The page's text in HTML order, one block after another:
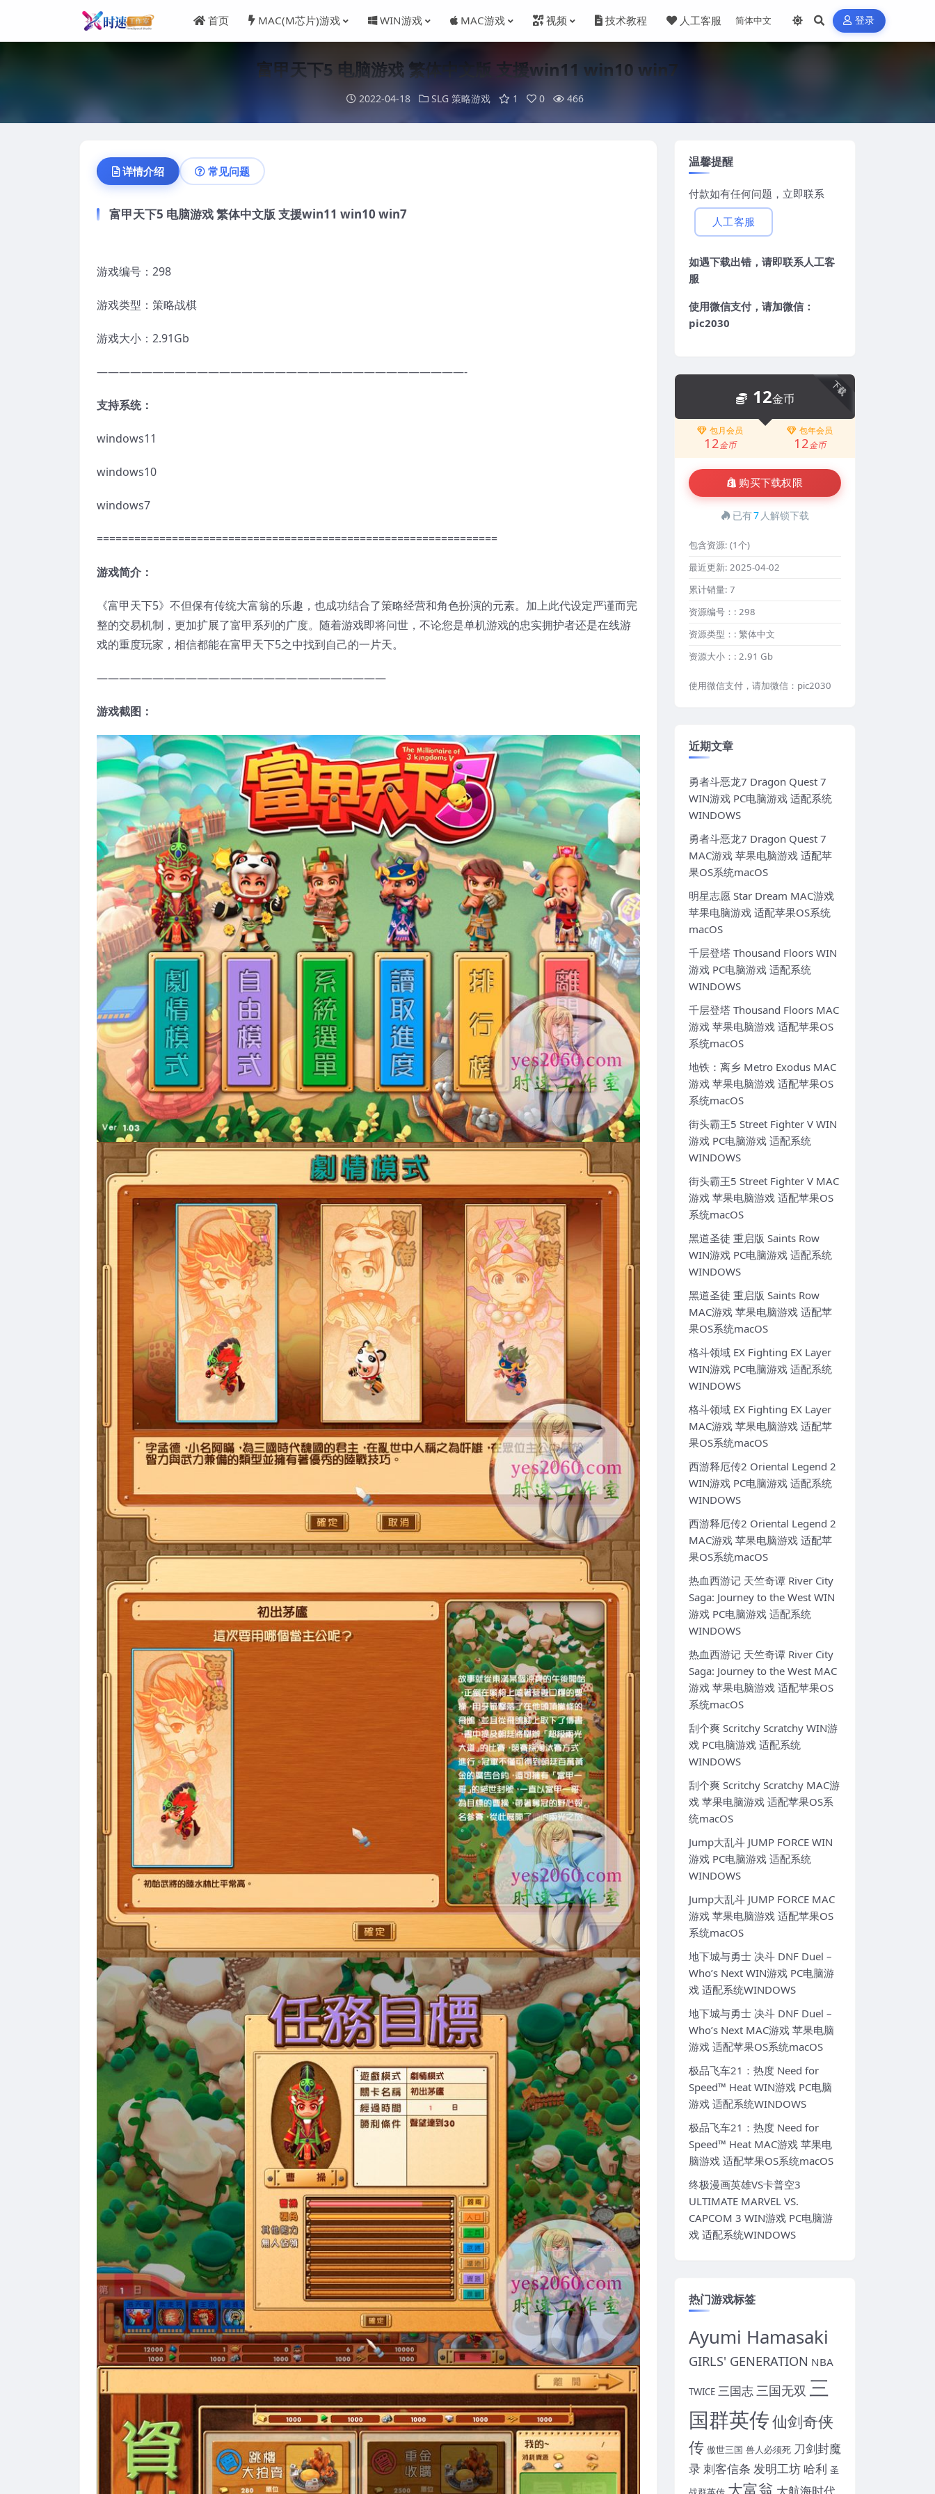
首页 MAC(M芯片)游戏 WIN游戏 MAC游戏 视频 技术教程 人工客服 登录
富甲天下5 电脑游戏 繁体中文版 支援win11 win10 win7
2022-04-18 SLG 策略游戏 1 0 466
详情介绍 常见问题
富甲天下5 电脑游戏 繁体中文版 支援win11 win10 win7
游戏编号：298
游戏类型：策略战棋
游戏大小：2.91Gb
—————————————————————————————————-
支持系统：
windows11
windows10
windows7
================================================================
游戏简介：
《富甲天下5》不但保有传统大富翁的乐趣，也成功结合了策略经营和角色扮演的元素。加上此代设定严谨而完
整的交易机制，更加扩展了富甲系列的广度。随着游戏即将问世，不论您是单机游戏的忠实拥护者还是在线游
戏的重度玩家，相信都能在富甲天下5之中找到自己的一片天。
——————————————————————————
游戏截图：
温馨提醒
付款如有任何问题，立即联系
人工客服
如遇下载出错，请即联系人工客
服
使用微信支付，请加微信：
pic2030
下载
12金币
包月会员
12金币
包年会员
12金币
购买下载权限
已有7 人解锁下载
包含资源: (1个)
最近更新: 2025-04-02
累计销量: 7
资源编号：: 298
资源类型：: 繁体中文
资源大小：: 2.91 Gb
使用微信支付，请加微信：pic2030
近期文章
勇者斗恶龙7 Dragon Quest 7
WIN游戏 PC电脑游戏 适配系统
WINDOWS
勇者斗恶龙7 Dragon Quest 7
MAC游戏 苹果电脑游戏 适配苹
果OS系统macOS
明星志愿 Star Dream MAC游戏
苹果电脑游戏 适配苹果OS系统
macOS
千层登塔 Thousand Floors WIN
游戏 PC电脑游戏 适配系统
WINDOWS
千层登塔 Thousand Floors MAC
游戏 苹果电脑游戏 适配苹果OS
系统macOS
地铁：离乡 Metro Exodus MAC
游戏 苹果电脑游戏 适配苹果OS
系统macOS
街头霸王5 Street Fighter V WIN
游戏 PC电脑游戏 适配系统
WINDOWS
街头霸王5 Street Fighter V MAC
游戏 苹果电脑游戏 适配苹果OS
系统macOS
黑道圣徒 重启版 Saints Row
WIN游戏 PC电脑游戏 适配系统
WINDOWS
黑道圣徒 重启版 Saints Row
MAC游戏 苹果电脑游戏 适配苹
果OS系统macOS
格斗领域 EX Fighting EX Layer
WIN游戏 PC电脑游戏 适配系统
WINDOWS
格斗领域 EX Fighting EX Layer
MAC游戏 苹果电脑游戏 适配苹
果OS系统macOS
西游释厄传2 Oriental Legend 2
WIN游戏 PC电脑游戏 适配系统
WINDOWS
西游释厄传2 Oriental Legend 2
MAC游戏 苹果电脑游戏 适配苹
果OS系统macOS
热血西游记 天竺奇谭 River City
Saga: Journey to the West WIN
游戏 PC电脑游戏 适配系统
WINDOWS
热血西游记 天竺奇谭 River City
Saga: Journey to the West MAC
游戏 苹果电脑游戏 适配苹果OS
系统macOS
刮个爽 Scritchy Scratchy WIN游
戏 PC电脑游戏 适配系统
WINDOWS
刮个爽 Scritchy Scratchy MAC游
戏 苹果电脑游戏 适配苹果OS系
统macOS
Jump大乱斗 JUMP FORCE WIN
游戏 PC电脑游戏 适配系统
WINDOWS
Jump大乱斗 JUMP FORCE MAC
游戏 苹果电脑游戏 适配苹果OS
系统macOS
地下城与勇士 决斗 DNF Duel –
Who’s Next WIN游戏 PC电脑游
戏 适配系统WINDOWS
地下城与勇士 决斗 DNF Duel –
Who’s Next MAC游戏 苹果电脑
游戏 适配苹果OS系统macOS
极品飞车21：热度 Need for
Speed™ Heat WIN游戏 PC电脑
游戏 适配系统WINDOWS
极品飞车21：热度 Need for
Speed™ Heat MAC游戏 苹果电
脑游戏 适配苹果OS系统macOS
终极漫画英雄VS卡普空3
ULTIMATE MARVEL VS.
CAPCOM 3 WIN游戏 PC电脑游
戏 适配系统WINDOWS
热门游戏标签
Ayumi Hamasaki
GIRLS' GENERATION NBA
TWICE 三国志三国无双 三
国群英传仙剑奇侠
传 傲世三国 兽人必须死 刀剑封魔
录刺客信条 发明工坊 哈利 圣
大富翁